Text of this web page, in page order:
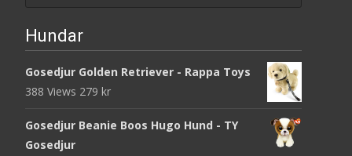
Hundar
Gosedjur Golden Retriever - Rappa Toys
388 Views 279 kr
Gosedjur Beanie Boos Hugo Hund - TY
Gosedjur